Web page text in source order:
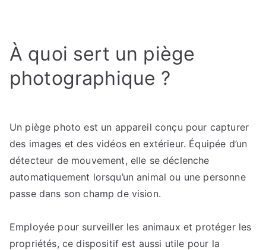
modèles
À quoi sert un piège
photographique ?
Un piège photo est un appareil conçu pour capturer
des images et des vidéos en extérieur. Équipée d’un
détecteur de mouvement, elle se déclenche
automatiquement lorsqu’un animal ou une personne
passe dans son champ de vision.
Employée pour surveiller les animaux et protéger les
propriétés, ce dispositif est aussi utile pour la